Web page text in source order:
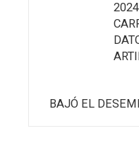
BAJÓ EL